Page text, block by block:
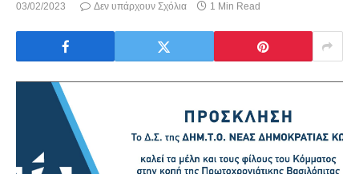
03/02/2023 Δεν υπάρχουν Σχόλια 1 Min Read